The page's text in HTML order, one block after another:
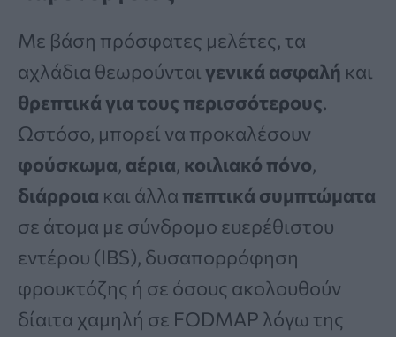
Με βάση πρόσφατες μελέτες, τα
αχλάδια θεωρούνται γενικά ασφαλή και
θρεπτικά για τους περισσότερους.
Ωστόσο, μπορεί να προκαλέσουν
φούσκωμα, αέρια, κοιλιακό πόνο,
διάρροια και άλλα πεπτικά συμπτώματα
σε άτομα με σύνδρομο ευερέθιστου
εντέρου (IBS), δυσαπορρόφηση
φρουκτόζης ή σε όσους ακολουθούν
δίαιτα χαμηλή σε FODMAP λόγω της